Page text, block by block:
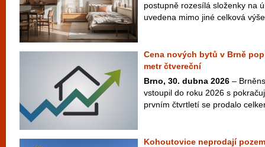
postupně rozesílá složenky na
uvedena mimo jiné celková
Cena nových bytů v Brně
metr čtvereční
Brno, 30. dubna 2026 –
vstoupil do roku 2026 s
prvním čtvrtletí se prodalo
Kohoutovice neprodají